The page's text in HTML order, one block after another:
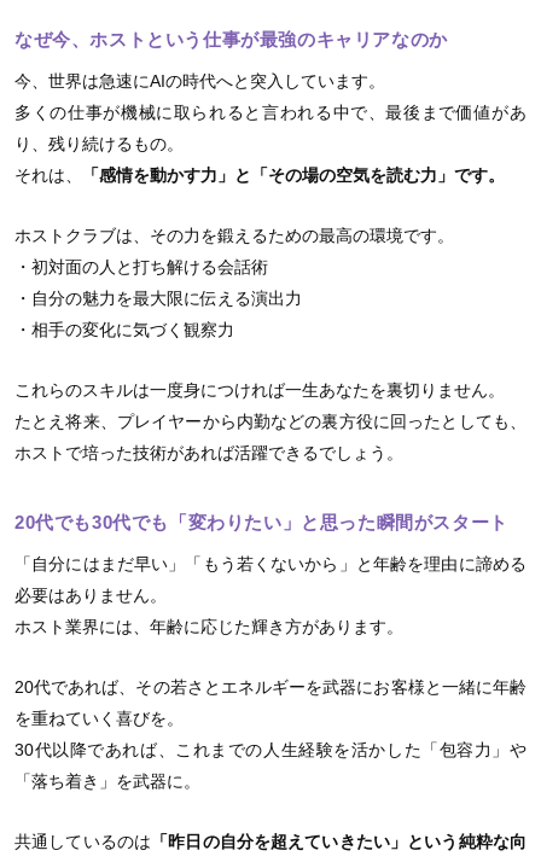
なぜ今、ホストという仕事が最強のキャリアなのか
今、世界は急速にAIの時代へと突入しています。
多くの仕事が機械に取られると言われる中で、最後まで価値があ
り、残り続けるもの。
それは、
「感情を動かす力」と「その場の空気を読む力」です。
ホストクラブは、その力を鍛えるための最高の環境です。
・初対面の人と打ち解ける会話術
・自分の魅力を最大限に伝える演出力
・相手の変化に気づく観察力
これらのスキルは一度身につければ一生あなたを裏切りません。
たとえ将来、プレイヤーから内勤などの裏方役に回ったとしても、
ホストで培った技術があれば活躍できるでしょう。
20代でも30代でも「変わりたい」と思った瞬間がスタート
「自分にはまだ早い」「もう若くないから」と年齢を理由に諦める
必要はありません。
ホスト業界には、年齢に応じた輝き方があります。
20代であれば、その若さとエネルギーを武器にお客様と一緒に年齢
を重ねていく喜びを。
30代以降であれば、これまでの人生経験を活かした「包容力」や
「落ち着き」を武器に。
共通しているのは 「昨日の自分を超えていきたい」という純粋な向